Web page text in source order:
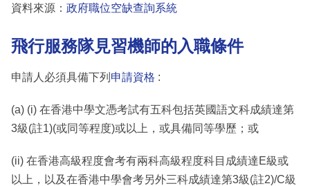
資料來源： 政府職位空缺查詢系統
飛行服務隊見習機師的入職條件
申請人必須具備下列 申請資格 :
(a) (i) 在香港中學文憑考試有五科包括英國語文科成績達第
3級(註1)(或同等程度)或以上，或具備同等學歷；或
(ii) 在香港高級程度會考有兩科高級程度科目成績達E級或
以上，以及在香港中學會考另外三科成績達第3級(註2)/C級